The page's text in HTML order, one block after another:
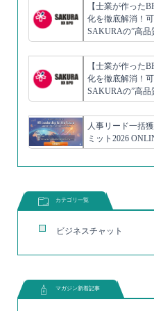
【士業が作った
化を徹底解消！
SAKURAの”高品
【士業が作った
化を徹底解消！
SAKURAの”高品
人事リード一括
ミット2026
カテゴリ一覧
ビジネスチャット
マガジン新着記事